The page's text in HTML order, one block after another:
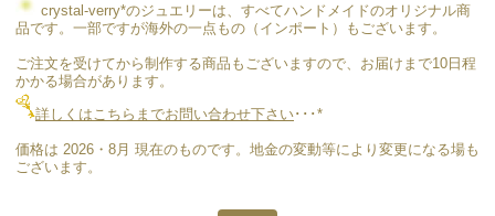
crystal-verry*のジュエリーは、すべてハンドメイドのオリジナル商
品です。一部ですが海外の一点もの（インポート）もございます。
ご注文を受けてから制作する商品もございますので、お届けまで10日程
かかる場合があります。
詳しくはこちらまでお問い合わせ下さい･･･*
価格は 2026・8月 現在のものです。地金の変動等により変更になる場も
ございます。